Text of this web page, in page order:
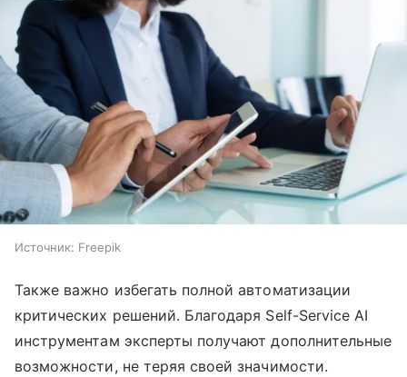
Источник: Freepik
Также важно избегать полной автоматизации
критических решений. Благодаря Self-Service AI
инструментам эксперты получают дополнительные
возможности, не теряя своей значимости.